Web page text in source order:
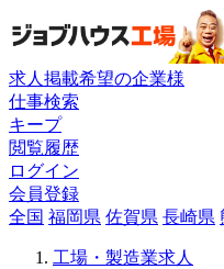
求人掲載希望の企業様
仕事検索
キープ
閲覧履歴
ログイン
会員登録
全国 福岡県 佐賀県 長崎県
工場・製造業求人